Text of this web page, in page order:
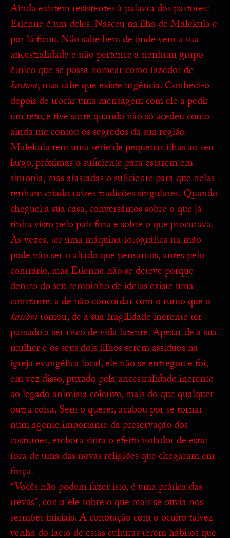
Ainda existem resistentes à palavra dos pastores:
Etienne é um deles. Nasceu na ilha de Malekula e
por lá ficou. Não sabe bem de onde vem a sua
ancestralidade e não pertence a nenhum grupo
étnico que se possa nomear como fazedor de
kastom, mas sabe que existe urgência. Conheci-o
depois de trocar uma mensagem com ele a pedir
um teto, e tive sorte quando não só acedeu como
ainda me contou os segredos da sua região.
Malekula tem uma série de pequenas ilhas ao seu
largo, próximas o suficiente para estarem em
sintonia, mas afastadas o suficiente para que nelas
tenham criado raízes tradições singulares. Quando
cheguei à sua casa, conversámos sobre o que já
tinha visto pelo país fora e sobre o que procurava.
Às vezes, ter uma máquina fotográfica na mão
pode não ser o aliado que pensamos, antes pelo
contrário, mas Etienne não se deteve porque
dentro do seu remoinho de ideias existe uma
constante: a de não concordar com o rumo que o
kastomtomou, de a sua fragilidade inerente ter
passado a ser risco de vida latente. Apesar de a sua
mulher e os seus dois filhos serem assíduos na
igreja evangélica local, ele não se entregou e foi,
em vez disso, puxado pela ancestralidade inerente
ao legado animista coletivo, mais do que qualquer
outra coisa. Sem o querer, acabou por se tornar
num agente importante da preservação dos
costumes, embora sinta o efeito isolador de estar
fora de uma das novas religiões que chegaram em
força.
“Vocês não podem fazer isto, é uma prática das
trevas”, conta ele sobre o que mais se ouvia nos
sermões iniciais. A conotação com o oculto talvez
venha do facto de estas culturas terem hábitos que